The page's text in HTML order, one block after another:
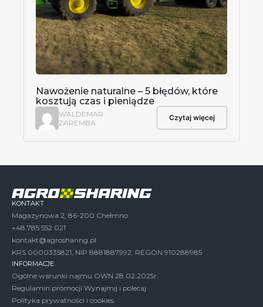
Nawożenie naturalne – 5 błędów, które
kosztują czas i pieniądze
Czytaj więcej
WALDEMAR
ZAREMBA
KONTAKT
Magazynowa 2, 86-200 Chełmno
+48 785 552 021
kontakt@agrosharing.pl
KRS 0000335821, NIP 8881887992, REGON 910288985
INFORMACJE
Ogólne warunki najmu OWN 28.02.2025r.
Regulamin promocji Wynajmij i polecaj
Polityka prywatności i cookies